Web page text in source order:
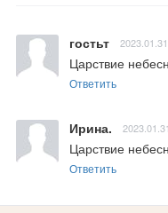
гостьт
Царствие
Ответить
Ирина.
Царствие
Ответить